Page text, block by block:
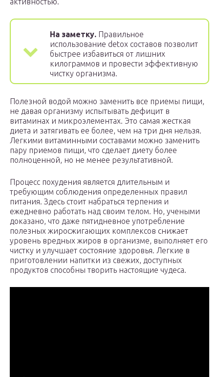
На заметку. Правильное
использование detox составов позволит
быстрее избавиться от лишних
килограммов и провести эффективную
чистку организма.
Полезной водой можно заменить все приемы пищи,
не давая организму испытывать дефицит в
витаминах и микроэлементах. Это самая жесткая
диета и затягивать ее более, чем на три дня нельзя.
Легкими витаминными составами можно заменить
пару приемов пищи, что сделает диету более
полноценной, но не менее результативной.
Процесс похудения является длительным и
требующим соблюдения определенных правил
питания. Здесь стоит набраться терпения и
ежедневно работать над своим телом. Но, учеными
доказано, что даже пятидневное употребление
полезных жиросжигающих комплексов снижает
уровень вредных жиров в организме, выполняет его
чистку и улучшает состояние здоровья. Легкие в
приготовлении напитки из свежих, доступных
продуктов способны творить настоящие чудеса.